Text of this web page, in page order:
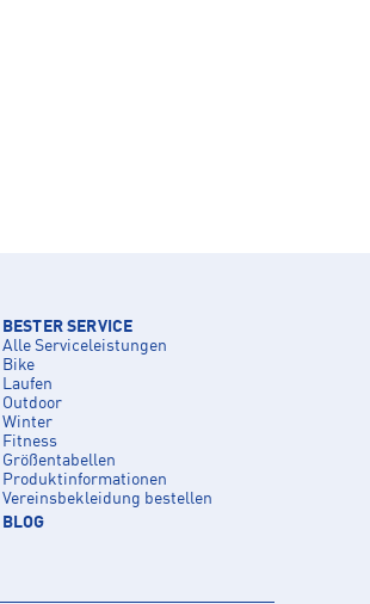
BESTER SERVICE
Alle Serviceleistungen
Bike
Laufen
Outdoor
Winter
Fitness
Größentabellen
Produktinformationen
Vereinsbekleidung bestellen
BLOG